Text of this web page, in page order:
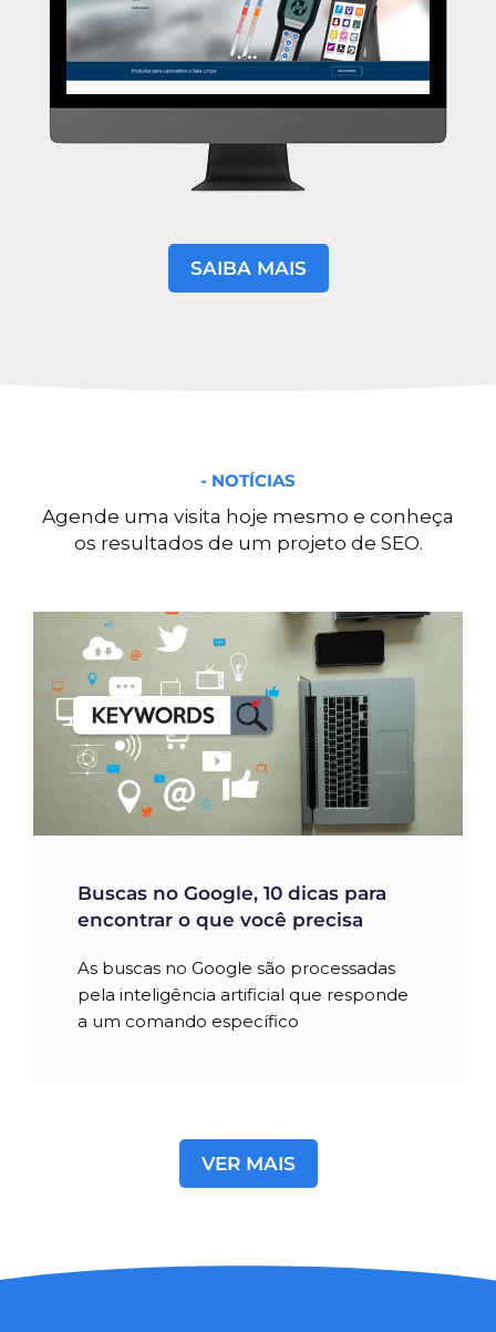
SAIBA MAIS
- NOTÍCIAS
Agende uma visita hoje mesmo e conheça
os resultados de um projeto de SEO.
Buscas no Google, 10 dicas para
encontrar o que você precisa
As buscas no Google são processadas
pela inteligência artificial que responde
a um comando específico
VER MAIS